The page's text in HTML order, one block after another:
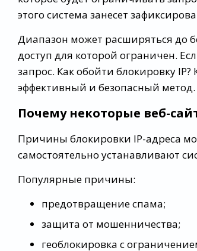
этого система занесет
Диапазон может расширяться до
доступ для которой ограничен.
запрос. Как обойти блокировку
эффективный и безопасный метод.
Почему некоторые веб-
Причины блокировки IP-адреса
самостоятельно устанавливают
Популярные причины:
предотвращение спама;
защита от мошенничества;
геоблокировка с